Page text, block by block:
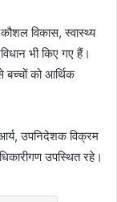
विकास, स्वास्थ्य
भी किए गए हैं।
बच्चों को आर्थिक
उपनिदेशक विक्रम
उपस्थित रहे।